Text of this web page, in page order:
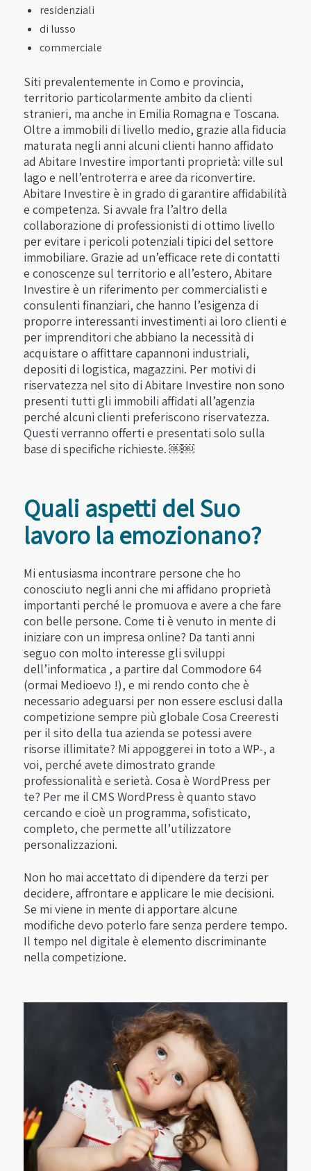
residenziali
di lusso
commerciale
Siti prevalentemente in Como e provincia,
territorio particolarmente ambito da clienti
stranieri, ma anche in Emilia Romagna e Toscana.
Oltre a immobili di livello medio, grazie alla fiducia
maturata negli anni alcuni clienti hanno affidato
ad Abitare Investire importanti proprietà: ville sul
lago e nell’entroterra e aree da riconvertire.
Abitare Investire è in grado di garantire affidabilità
e competenza. Si avvale fra l’altro della
collaborazione di professionisti di ottimo livello
per evitare i pericoli potenziali tipici del settore
immobiliare. Grazie ad un’efficace rete di contatti
e conoscenze sul territorio e all’estero, Abitare
Investire è un riferimento per commercialisti e
consulenti finanziari, che hanno l’esigenza di
proporre interessanti investimenti ai loro clienti e
per imprenditori che abbiano la necessità di
acquistare o affittare capannoni industriali,
depositi di logistica, magazzini. Per motivi di
riservatezza nel sito di Abitare Investire non sono
presenti tutti gli immobili affidati all’agenzia
perché alcuni clienti preferiscono riservatezza.
Questi verranno offerti e presentati solo sulla
base di specifiche richieste. ￼￼
Quali aspetti del Suo
lavoro la emozionano?
Mi entusiasma incontrare persone che ho
conosciuto negli anni che mi affidano proprietà
importanti perché le promuova e avere a che fare
con belle persone. Come ti è venuto in mente di
iniziare con un impresa online? Da tanti anni
seguo con molto interesse gli sviluppi
dell’informatica , a partire dal Commodore 64
(ormai Medioevo !), e mi rendo conto che è
necessario adeguarsi per non essere esclusi dalla
competizione sempre più globale Cosa Creeresti
per il sito della tua azienda se potessi avere
risorse illimitate? Mi appoggerei in toto a WP-, a
voi, perché avete dimostrato grande
professionalità e serietà. Cosa è WordPress per
te? Per me il CMS WordPress è quanto stavo
cercando e cioè un programma, sofisticato,
completo, che permette all’utilizzatore
personalizzazioni.
Non ho mai accettato di dipendere da terzi per
decidere, affrontare e applicare le mie decisioni.
Se mi viene in mente di apportare alcune
modifiche devo poterlo fare senza perdere tempo.
Il tempo nel digitale è elemento discriminante
nella competizione.